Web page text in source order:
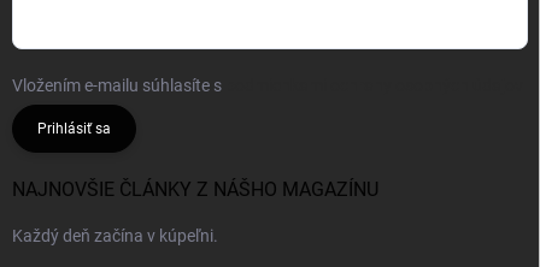
Vložením e-mailu súhlasíte s
Prihlásiť sa
NAJNOVŠIE ČLÁNKY Z NÁŠHO MAGAZÍNU
Každý deň začína v kúpeľni.